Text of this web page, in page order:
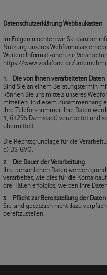
Datenschutzerklärung Webbaukasten
Im Folgen möchten wir Sie darüber
Nutzung unseres Webformulars
Weitere Informati-onen zur
https://www.vodafone.de/
Die von Ihnen verarbeiteten Daten
Sind Sie an einem Beratungstermin
können Sie uns mittels unseres
mitteilen. In diesem Zusammenhang
Ihre Telefon-nummer. Ihre Daten
1, 64295 Darmstadt) verarbeitet und
übermittelt.
Die Rechtsgrundlage für die
b) DS-GVO.
Die Dauer der Verarbeitung
Ihre persönlichen Daten werden
verarbeitet, wie dies für die
drei Fällen erfolglos, werden Ihre
Pflicht zur Bereitstellung der Daten
Sie sind gesetzlich nicht dazu
bereitzustellen.